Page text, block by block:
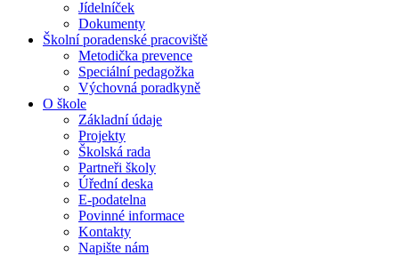
Jídelníček
Dokumenty
Školní poradenské pracoviště
Metodička prevence
Speciální pedagožka
Výchovná poradkyně
O škole
Základní údaje
Projekty
Školská rada
Partneři školy
Úřední deska
E-podatelna
Povinné informace
Kontakty
Napište nám